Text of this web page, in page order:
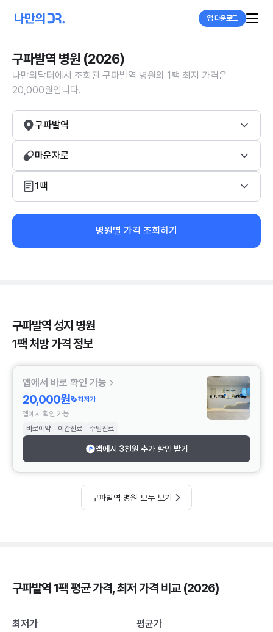
앱 다운로드
구파발역 병원 (2026)
나만의닥터에서 조회된 구파발역 병원의 1팩 최저 가격은
20,000원입니다.
구파발역
마운자로
1팩
병원별 가격 조회하기
구파발역 성지 병원
1팩 처방 가격 정보
앱에서 바로 확인 가능
20,000원
최저가
앱에서 확인 가능
바로예약
야간진료 주말진료
앱에서 3천원 추가 할인 받기
구파발역 병원 모두 보기
구파발역 1팩 평균 가격, 최저 가격 비교 (2026)
최저가 평균가